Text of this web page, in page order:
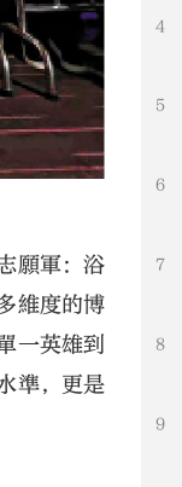
願軍：浴
維度的博
一英雄到
準，更是
4
5
6
7
8
9